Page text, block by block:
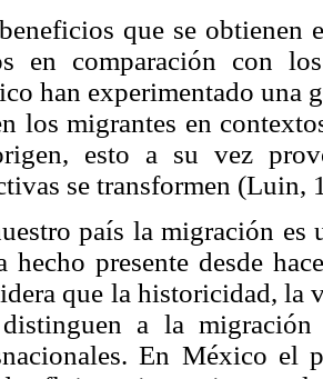
que se obtienen
en comparación con
han experimentado una
los migrantes en
esto a su vez
se transformen (Luin,
país la migración es
hecho presente desde
que la historicidad, la
a la migración
En México el